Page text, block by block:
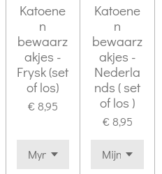
Katoene
n
bewaarz
akjes -
Frysk (set
of los)
€ 8,95
Katoene
n
bewaarz
akjes -
Nederla
nds ( set
of los )
€ 8,95